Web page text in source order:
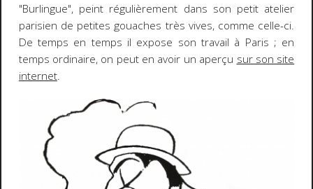
"Burlingue", peint régulièrement dans son petit atelier
parisien de petites gouaches très vives, comme celle-ci.
De temps en temps il expose son travail à Paris ; en
temps ordinaire, on peut en avoir un aperçu sur son site
internet.